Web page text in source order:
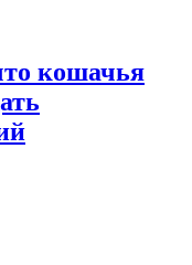
кошачья